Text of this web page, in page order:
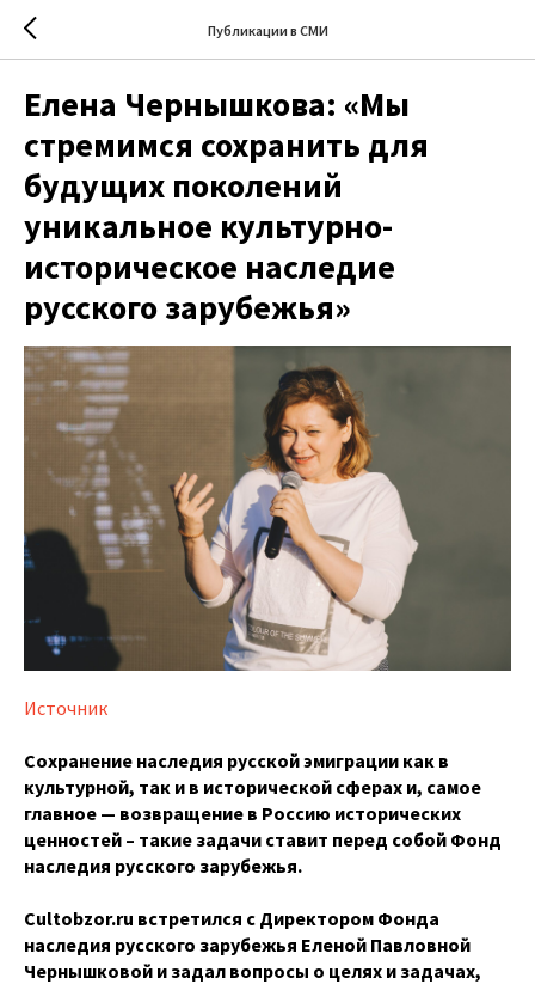
Публикации в СМИ
Елена Чернышкова: «Мы
стремимся сохранить для
будущих поколений
уникальное культурно-
историческое наследие
русского зарубежья»
Источник
Сохранение наследия русской эмиграции как в
культурной, так и в исторической сферах и, самое
главное — возвращение в Россию исторических
ценностей – такие задачи ставит перед собой Фонд
наследия русского зарубежья.
Cultobzor.ru встретился с Директором Фонда
наследия русского зарубежья Еленой Павловной
Чернышковой и задал вопросы о целях и задачах,